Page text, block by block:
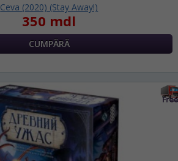
Ceva (2020) (Stay Away!)
350 mdl